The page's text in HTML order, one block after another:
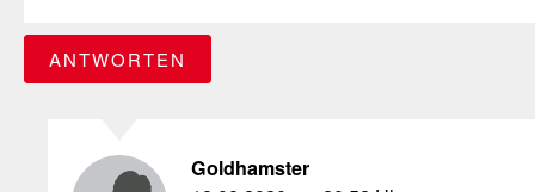
ANTWORTEN
Goldhamster